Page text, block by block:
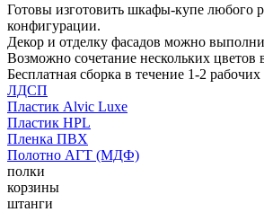
Готовы изготовить шкафы-купе любого
конфигурации.
Декор и отделку фасадов можно
Возможно сочетание нескольких цветов
Бесплатная сборка в течение 1-2
ЛДСП
Пластик Alvic Luxe
Пластик HPL
Пленка ПВХ
Полотно АГТ (МДФ)
полки
корзины
штанги